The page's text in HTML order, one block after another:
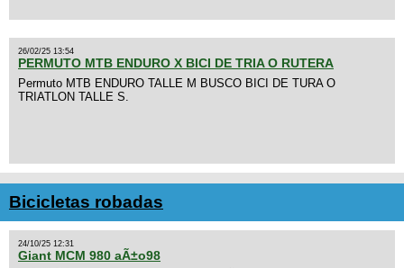
26/02/25 13:54
PERMUTO MTB ENDURO X BICI DE TRIA O RUTERA
Permuto MTB ENDURO TALLE M BUSCO BICI DE TURA O
TRIATLON TALLE S.
Bicicletas robadas
24/10/25 12:31
Giant MCM 980 aÃ±o98